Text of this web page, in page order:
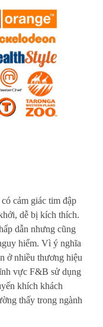
cảm giác tim đập
dễ bị kích thích.
dẫn nhưng cũng
hiểm. Vì ý nghĩa
ở nhiều thương hiệu
vực F&B sử dụng
khích khách
thấy trong ngành